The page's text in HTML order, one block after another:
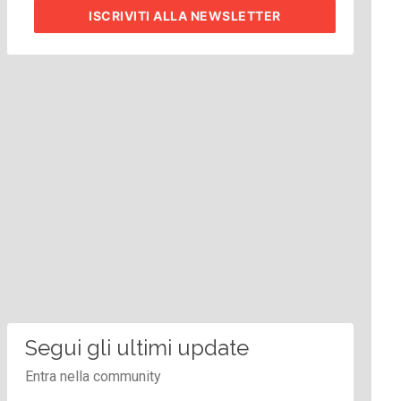
ISCRIVITIALLA NEWSLETTER
Segui gli ultimi update
Entra nella community